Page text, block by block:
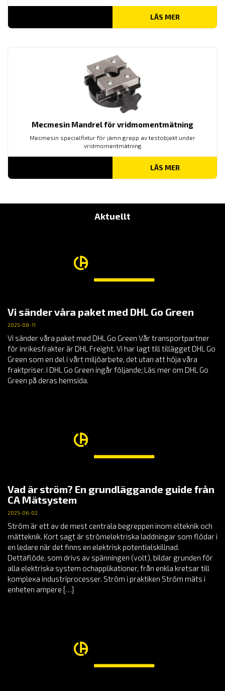
LÄS MER
Mecmesin Mandrel för vridmomentmätning
Mecmesin specialfixtur för jämn grepp av testobjekt under
vridmomentmätning
LÄS MER
Aktuellt
Vi sänder våra paket med DHL Go Green
2025-08-11
Vi sänder våra paket med DHL Go Green Vår transportpartner
för inrikesfrakter är DHL Freight. Vi har lagt till tillägget DHL Go
Green som en del i vårt miljöarbete, det utan att höja våra
fraktpriser. I DHL Go Green ingår följande; Läs mer om DHL Go
Green på deras hemsida.
Vad är ström? En grundläggande guide från
CA Mätsystem
2025-06-02
Ström är ett av de mest centrala begreppen inom elteknik och
mätteknik. Kort sagt är strömelektriska laddningar som flödar i
en ledare när det finns en elektrisk potentialskillnad.
Dettaflöde, som drivs av spänningen (volt), bildar grunden för
alla elektriska system ochapplikationer, från enkla kretsar till
komplexa industriprocesser. Ström i praktiken Ström mäts i
enheten ampere […]